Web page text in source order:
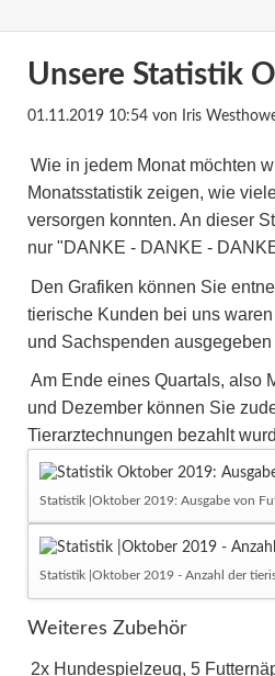
Unsere Statistik
01.11.2019 10:54von Iris
Wie in jedem Monat möchten
Monatsstatistik zeigen, wie
versorgen konnten. An dieser
nur "DANKE - DANKE -
Den Grafiken können Sie
tierische Kunden bei uns
und Sachspenden ausgegeben
Am Ende eines Quartals, also
und Dezember können Sie
Tierarztechnungen bezahlt
Statistik |Oktober 2019: Ausgabe von
Statistik |Oktober 2019 - Anzahl der
Weiteres Zubehör
2x Hundespielzeug, 5